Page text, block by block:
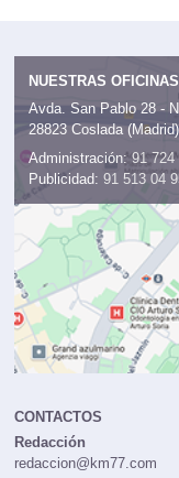
NUESTRAS OFICINAS
Avda. San Pablo 28 -
28823 Coslada
Administración: 91 724
Publicidad: 91 513 04
CONTACTOS
Redacción
redaccion@km77.com